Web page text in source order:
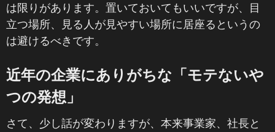
は限りがあります。置いておいてもいいですが、目
立つ場所、見る人が見やすい場所に居座るというの
は避けるべきです。
近年の企業にありがちな「モテないや
つの発想」
さて、少し話が変わりますが、本来事業家、社長と